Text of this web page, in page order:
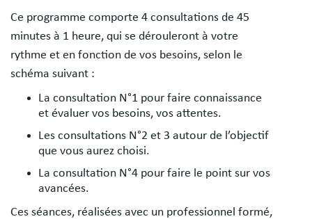
Ce programme comporte 4 consultations de 45
minutes à 1 heure, qui se dérouleront à votre
rythme et en fonction de vos besoins, selon le
schéma suivant :
La consultation N°1 pour faire connaissance
et évaluer vos besoins, vos attentes.
Les consultations N°2 et 3 autour de l’objectif
que vous aurez choisi.
La consultation N°4 pour faire le point sur vos
avancées.
Ces séances, réalisées avec un professionnel formé,